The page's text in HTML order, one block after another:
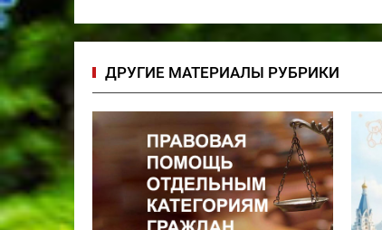
ДРУГИЕ МАТЕРИАЛЫ РУБРИКИ